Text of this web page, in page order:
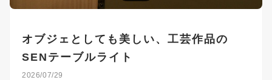
オブジェとしても美しい、工芸作品の
SENテーブルライト
2026/07/29